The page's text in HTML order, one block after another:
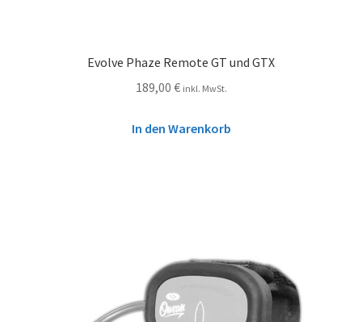
Evolve Phaze Remote GT und GTX
189,00 € inkl. MwSt.
In den Warenkorb